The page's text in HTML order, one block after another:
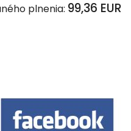
plnenia: 99,36 EUR